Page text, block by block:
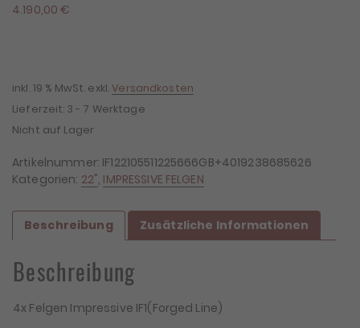
4.190,00 €
inkl. 19 % MwSt. exkl.Versandkosten
Lieferzeit: 3 - 7 Werktage
Nicht auf Lager
Artikelnummer: IF122105511225666GB+4019238685626
Kategorien: 22", IMPRESSIVE FELGEN
Beschreibung Zusätzliche Informationen
Beschreibung
4x Felgen Impressive IF1(Forged Line)